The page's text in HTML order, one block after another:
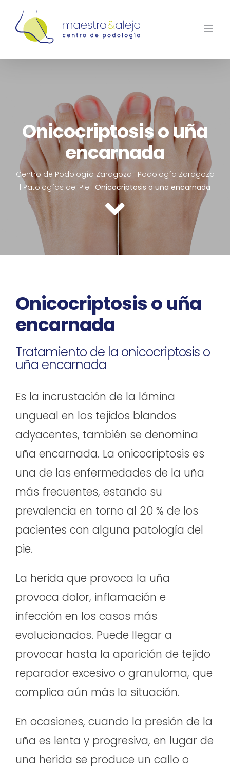
contenido
Onicocriptosis o uña
encarnada
Centro de Podología Zaragoza
Podología Zaragoza
Patologías del Pie Onicocriptosis o uña encarnada
Onicocriptosis o uña
encarnada
Tratamiento de la onicocriptosis o
uña encarnada
Es la incrustación de la lámina
ungueal en los tejidos blandos
adyacentes, también se denomina
uña encarnada. La onicocriptosis es
una de las enfermedades de la uña
más frecuentes, estando su
prevalencia en torno al 20 % de los
pacientes con alguna patología del
pie.
La herida que provoca la uña
provoca dolor, inflamación e
infección en los casos más
evolucionados. Puede llegar a
provocar hasta la aparición de tejido
reparador excesivo o granuloma, que
complica aún más la situación.
En ocasiones, cuando la presión de la
uña es lenta y progresiva, en lugar de
una herida se produce un callo o